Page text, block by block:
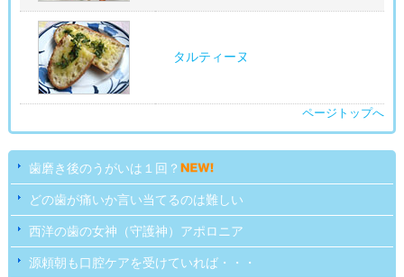
歯磨き後のうがいは１回？
どの歯が痛いか言い当てるのは難しい
西洋の歯の女神（守護神）アポロニア
源頼朝も口腔ケアを受けていれば・・・
タルティーヌ
ページトップへ